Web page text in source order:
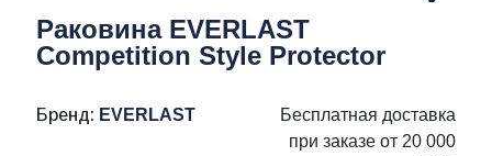
Раковина EVERLAST
Competition Style Protector
Бренд: EVERLAST
Бесплатная доставка
при заказе от 20 000